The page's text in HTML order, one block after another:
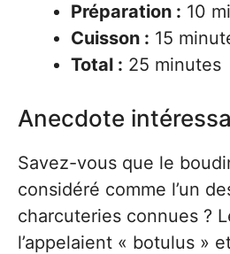
Préparation : 10
Cuisson : 15
Total : 25 minutes
Anecdote
Savez-vous que le
considéré comme l’un
charcuteries connues ?
l’appelaient « botulus »